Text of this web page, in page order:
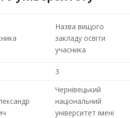
Назва вищого
закладу освіти
учасника
3
Чернівецький
національний
університет імені